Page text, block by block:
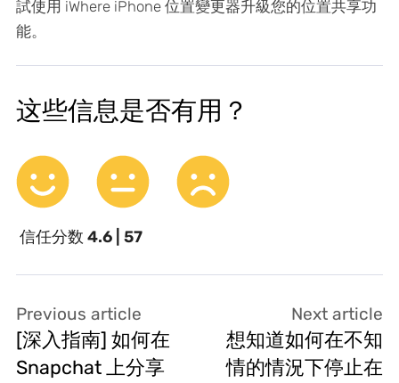
試使用 iWhere iPhone 位置變更器升級您的位置共享功
能。
这些信息是否有用？
信任分数 4.6 | 57
Previous article
[深入指南] 如何在
Snapchat 上分享
Next article
想知道如何在不知
情的情況下停止在